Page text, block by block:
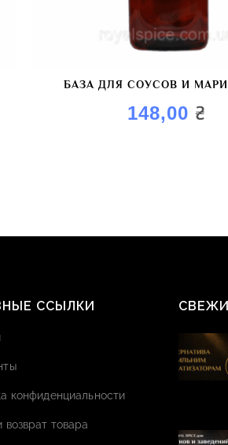
БАЗА ДЛЯ СОУСОВ И
AROMAGOLD «ОЛЬХА»
148,00 ₴
ССЫЛКИ
конфиденциальности
товара